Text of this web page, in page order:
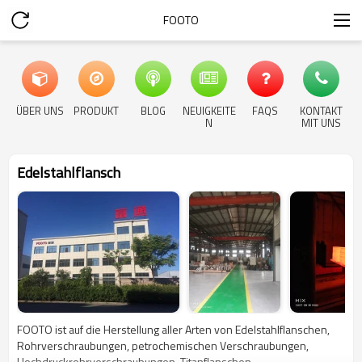
FOOTO
ÜBER UNS PRODUKT BLOG NEUIGKEITE
N
FAQS KONTAKT
MIT UNS
Edelstahlflansch
FOOTO ist auf die Herstellung aller Arten von Edelstahlflanschen,
Rohrverschraubungen, petrochemischen Verschraubungen,